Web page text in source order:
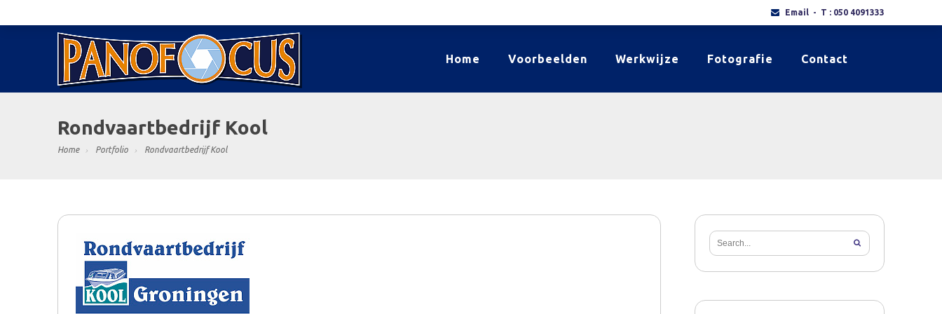
Email - T : 050 4091333
Home Voorbeelden Werkwijze Fotografie Contact
Rondvaartbedrijf Kool
Home Portfolio Rondvaartbedrijf Kool